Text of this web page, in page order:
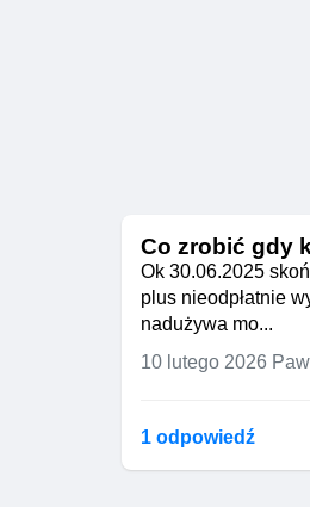
Co zrobić gdy
Ok 30.06.2025
plus nieodpłatnie
nadużywa mo...
10 lutego 2026
1 odpowiedź